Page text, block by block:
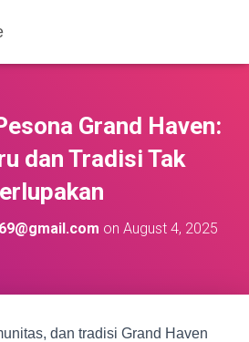
Grand Haven:
dan Tradisi Tak
on August 4, 2025
dan tradisi Grand Haven